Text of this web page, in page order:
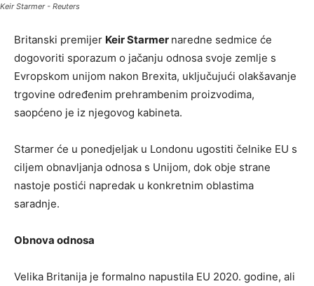
Keir Starmer - Reuters
Britanski premijer Keir Starmer naredne sedmice će
dogovoriti sporazum o jačanju odnosa svoje zemlje s
Evropskom unijom nakon Brexita, uključujući olakšavanje
trgovine određenim prehrambenim proizvodima,
saopćeno je iz njegovog kabineta.
Starmer će u ponedjeljak u Londonu ugostiti čelnike EU s
ciljem obnavljanja odnosa s Unijom, dok obje strane
nastoje postići napredak u konkretnim oblastima
saradnje.
Obnova odnosa
Velika Britanija je formalno napustila EU 2020. godine, ali